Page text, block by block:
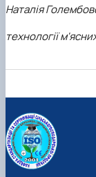
Наталія
технології